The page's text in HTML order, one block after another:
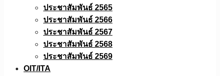
ประชาสัมพันธ์ 2565
ประชาสัมพันธ์ 2566
ประชาสัมพันธ์ 2567
ประชาสัมพันธ์ 2568
ประชาสัมพันธ์ 2569
OIT/ITA